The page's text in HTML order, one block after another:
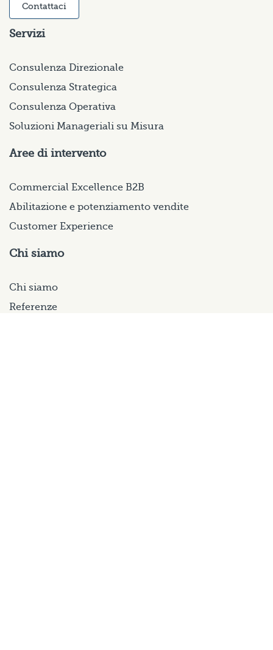
Contattaci
Servizi
Consulenza Direzionale
Consulenza Strategica
Consulenza Operativa
Soluzioni Manageriali su Misura
Aree di intervento
Commercial Excellence B2B
Abilitazione e potenziamento vendite
Customer Experience
Chi siamo
Chi siamo
Referenze